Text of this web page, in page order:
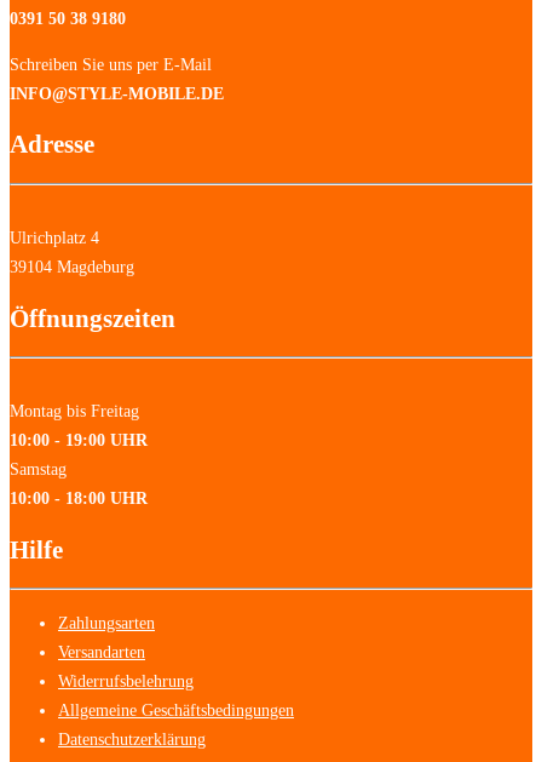
0391 50 38 9180
Schreiben Sie uns per E-Mail
INFO@STYLE-MOBILE.DE
Adresse
Ulrichplatz 4
39104 Magdeburg
Öffnungszeiten
Montag bis Freitag
10:00 - 19:00 UHR
Samstag
10:00 - 18:00 UHR
Hilfe
Zahlungsarten
Versandarten
Widerrufsbelehrung
Allgemeine Geschäftsbedingungen
Datenschutzerklärung